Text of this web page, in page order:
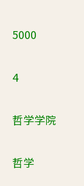
5000
4
哲学学院
哲学